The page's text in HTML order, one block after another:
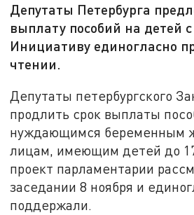
Депутаты Петербурга
выплату пособий на детей
Инициативу единогласно
чтении.
Депутаты петербургского
продлить срок выплаты
нуждающимся беременным
лицам, имеющим детей до
проект парламентарии
заседании 8 ноября и
поддержали.